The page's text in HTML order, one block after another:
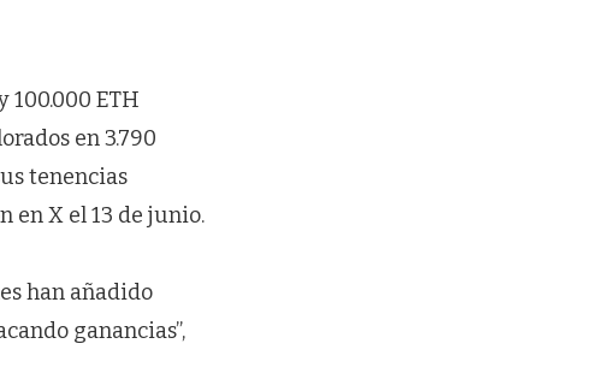
ETH
en 3.790
tenencias
en X el 13 de junio.
han añadido
ganancias”,